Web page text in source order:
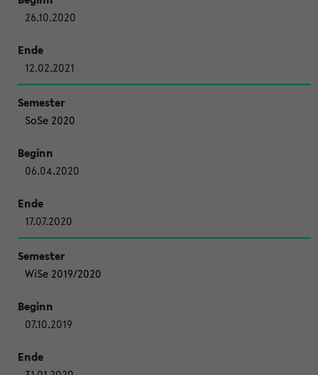
26.10.2020
12.02.2021
SoSe 2020
06.04.2020
17.07.2020
WiSe 2019/2020
07.10.2019